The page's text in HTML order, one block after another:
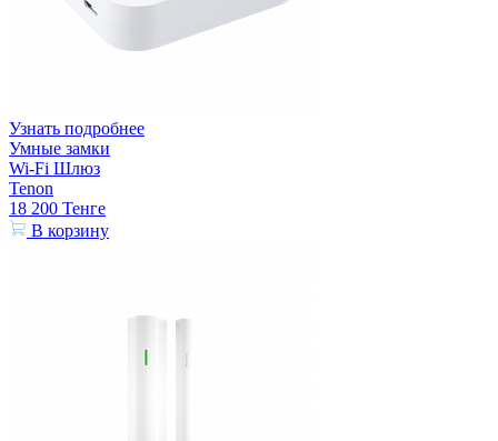
Узнать подробнее
Умные замки
Wi-Fi Шлюз
Tenon
18 200 Тенге
В корзину